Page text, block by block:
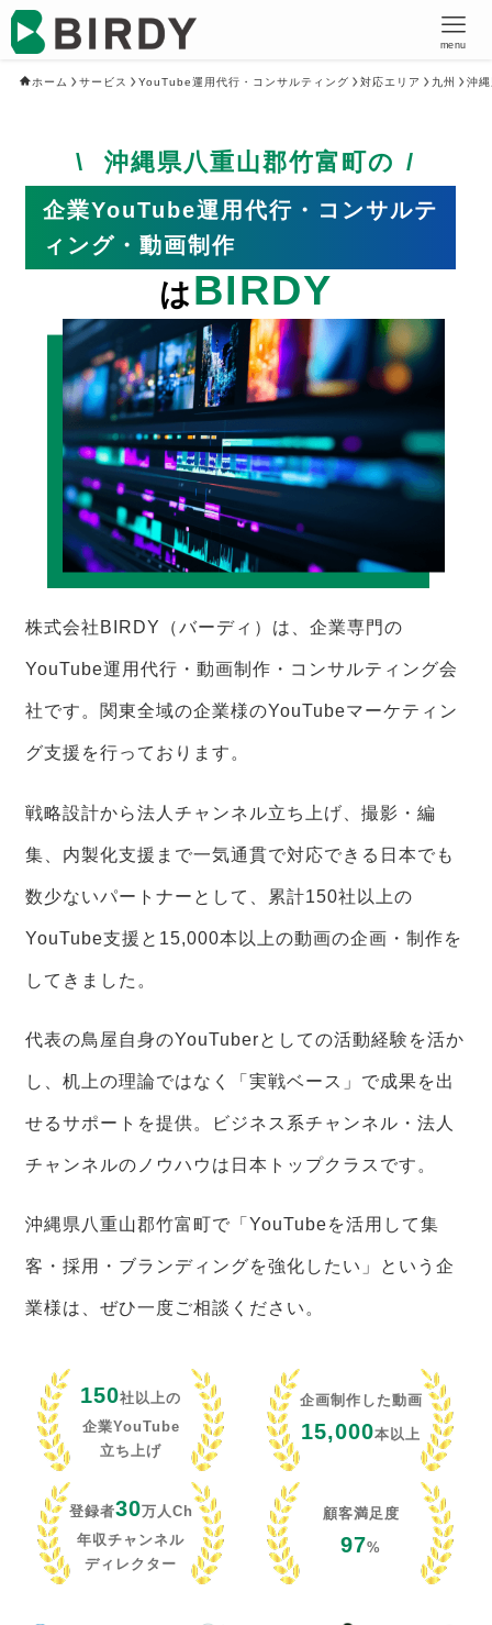
menu
ホーム サービス YouTube運用代行・コンサルティング 対応エリア 九州 沖
沖縄県八重山郡竹富町の
企業YouTube運用代行・コンサルテ
ィング・動画制作
はBIRDY
株式会社BIRDY（バーディ）は、企業専門の
YouTube運用代行・動画制作・コンサルティング会
社です。関東全域の企業様のYouTubeマーケティン
グ支援を行っております。
戦略設計から法人チャンネル立ち上げ、撮影・編
集、内製化支援まで一気通貫で対応できる日本でも
数少ないパートナーとして、累計150社以上の
YouTube支援と15,000本以上の動画の企画・制作を
してきました。
代表の鳥屋自身のYouTuberとしての活動経験を活か
し、机上の理論ではなく「実戦ベース」で成果を出
せるサポートを提供。ビジネス系チャンネル・法人
チャンネルのノウハウは日本トップクラスです。
沖縄県八重山郡竹富町で「YouTubeを活用して集
客・採用・ブランディングを強化したい」という企
業様は、ぜひ一度ご相談ください。
150社以上の
企業YouTube
立ち上げ
企画制作した動画
15,000本以上
登録者30万人Ch
年収チャンネル
ディレクター
顧客満足度
97%